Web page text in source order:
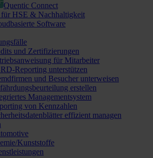
Quentic Connect
HSE & Nachhaltigkeit
Software
und Zertifizierungen
für Mitarbeiter
Reporting unterstützen
und Besucher unterweisen
erstellen
Managementsystem
von Kennzahlen
effizient managen
Kunststoffe